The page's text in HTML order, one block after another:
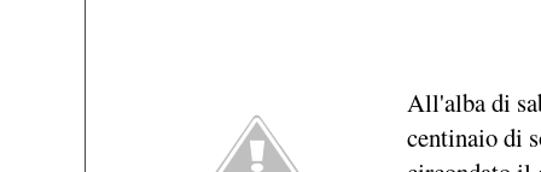
All'alba di
centinaio di